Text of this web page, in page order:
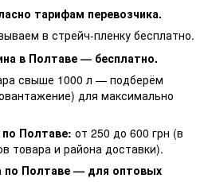
тарифам перевозчика.
в стрейч-пленку бесплатно.
в Полтаве — бесплатно.
свыше 1000 л — подберём
для максимально
по Полтаве: от 250 до 600 грн (в
товара и района доставки).
по Полтаве — для оптовых